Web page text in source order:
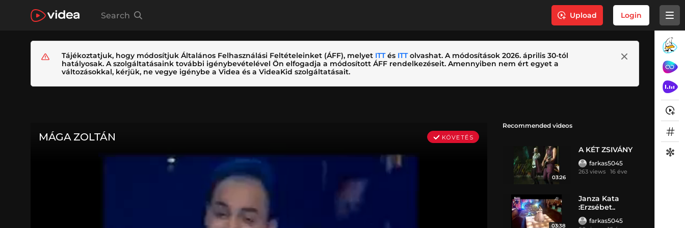
Search Upload Login
Tájékoztatjuk, hogy módosítjuk Általános Felhasználási Feltételeinket (ÁFF), melyet ITTés ITTolvashat. A módosítások 2026. április 30-tól
hatályosak. A szolgáltatásaink további igénybevételével Ön elfogadja a módosított ÁFF rendelkezéseit. Amennyiben nem ért egyet a
változásokkal, kérjük, ne vegye igénybe a Videa és a VideaKid szolgáltatásait.
Recommended videos
03:26
A KÉT ZSIVÁNY
farkas5045
263 views 16 éve
03:38
Janza Kata
:Erzsébet..
farkas5045